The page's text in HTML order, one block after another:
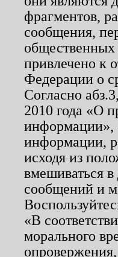
фрагментов,
сообщения,
общественных
привлечено к
Федерации о
Согласно
2010 года «О
информации»,
информации,
исходя из
вмешиваться в
сообщений и
«В
морального